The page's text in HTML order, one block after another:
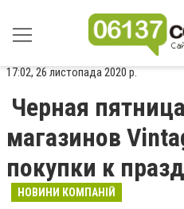
17:02, 26 листопада 2020 р.
Черная
магазинов
покупки к
НОВИНИ КОМПАНІЙ